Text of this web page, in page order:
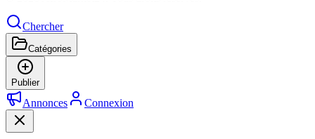
Chercher
Catégories
Publier
Annonces Connexion